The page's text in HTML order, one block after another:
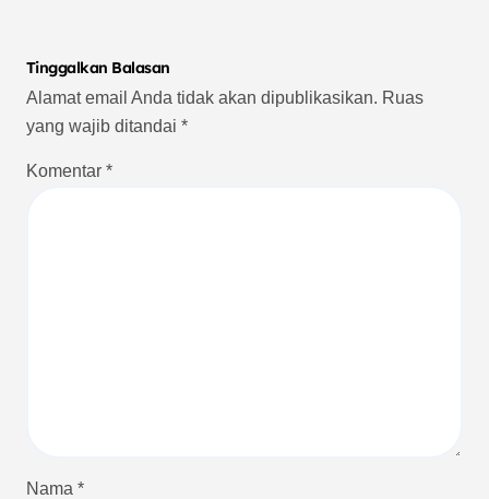
Tinggalkan Balasan
Alamat email Anda tidak akan dipublikasikan. Ruas
yang wajib ditandai *
Komentar *
Nama *